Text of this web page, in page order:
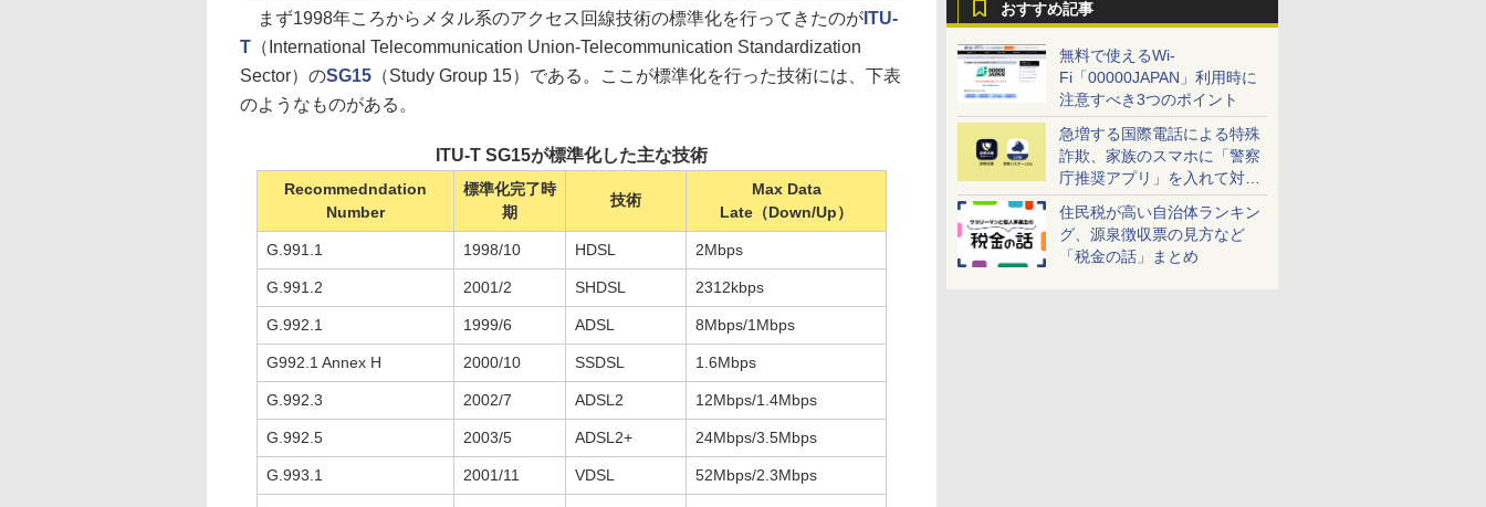
おすすめ記事
無料で使えるWi-
Fi「00000JAPAN」利用時に
注意すべき3つのポイント
急増する国際電話による特殊
詐欺、家族のスマホに「警察
庁推奨アプリ」を入れて対策
しよう！
住民税が高い自治体ランキン
グ、源泉徴収票の見方など
「税金の話」まとめ
まず1998年ころからメタル系のアクセス回線技術の標準化を行ってきたのが ITU-
T （International Telecommunication Union-Telecommunication Standardization
Sector）のSG15 （Study Group 15）である。ここが標準化を行った技術には、下表
のようなものがある。
ITU-T SG15が標準化した主な技術
Recommedndation
Number
標準化完了時
期
技術
Max Data
Late（Down/Up）
G.991.1 1998/10 HDSL 2Mbps
G.991.2 2001/2 SHDSL 2312kbps
G.992.1 1999/6 ADSL 8Mbps/1Mbps
G992.1 Annex H 2000/10 SSDSL 1.6Mbps
G.992.3 2002/7 ADSL2 12Mbps/1.4Mbps
G.992.5 2003/5 ADSL2+ 24Mbps/3.5Mbps
G.993.1 2001/11 VDSL 52Mbps/2.3Mbps